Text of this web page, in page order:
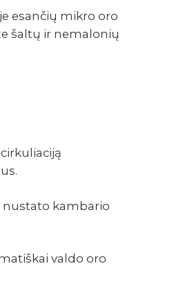
esančių mikro oro
šaltų ir nemalonių
nustato kambario
valdo oro